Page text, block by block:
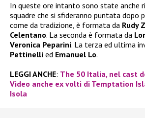
In queste ore intanto sono state anche
squadre che si sfideranno puntata dopo
come da tradizione, è formata da Rudy
Celentano. La seconda è formata da
Veronica Peparini. La terza ed ultima
Pettinelli ed Emanuel Lo.
LEGGI ANCHE: The 50 Italia, nel cast
Video anche ex volti di Temptation
Isola